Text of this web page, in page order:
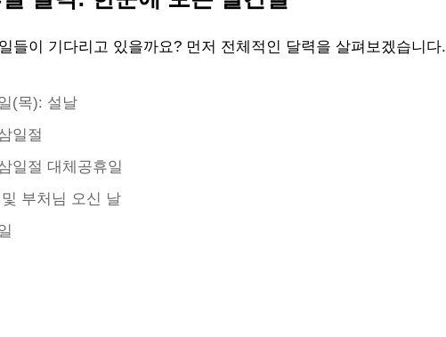
들이 기다리고 있을까요? 먼저 전체적인 달력을 살펴보겠습니다.
(목): 설날
일절
일절 대체공휴일
부처님 오신 날